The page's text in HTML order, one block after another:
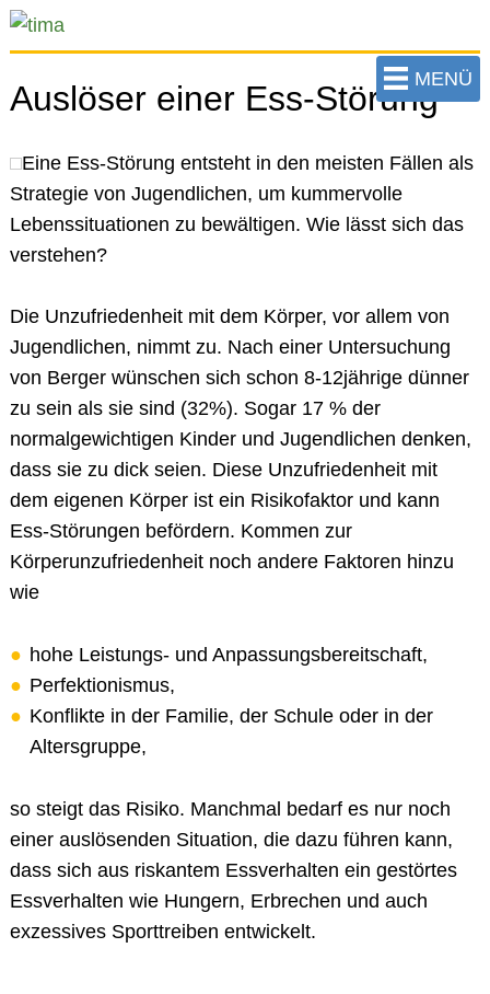
zum
Hauptinhalt
Seite
MENÜ
Auslöser einer Ess-Störung
Eine Ess-Störung entsteht in den meisten Fällen als
Strategie von Jugendlichen, um kummervolle
Lebenssituationen zu bewältigen. Wie lässt sich das
verstehen?
Die Unzufriedenheit mit dem Körper, vor allem von
Jugendlichen, nimmt zu. Nach einer Untersuchung
von Berger wünschen sich schon 8-12jährige dünner
zu sein als sie sind (32%). Sogar 17 % der
normalgewichtigen Kinder und Jugendlichen denken,
dass sie zu dick seien. Diese Unzufriedenheit mit
dem eigenen Körper ist ein Risikofaktor und kann
Ess-Störungen befördern. Kommen zur
Körperunzufriedenheit noch andere Faktoren hinzu
wie
hohe Leistungs- und Anpassungsbereitschaft,
Perfektionismus,
Konflikte in der Familie, der Schule oder in der
Altersgruppe,
so steigt das Risiko. Manchmal bedarf es nur noch
einer auslösenden Situation, die dazu führen kann,
dass sich aus riskantem Essverhalten ein gestörtes
Essverhalten wie Hungern, Erbrechen und auch
exzessives Sporttreiben entwickelt.